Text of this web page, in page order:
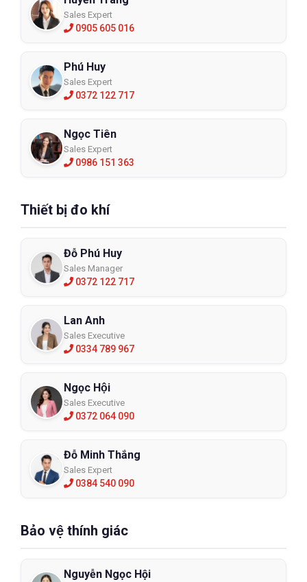
Sales Expert
0905 605 016
Phú Huy
Sales Expert
0372 122 717
Ngọc Tiên
Sales Expert
0986 151 363
Thiết bị đo khí
Đỗ Phú Huy
Sales Manager
0372 122 717
Lan Anh
Sales Executive
0334 789 967
Ngọc Hội
Sales Executive
0372 064 090
Đỗ Minh Thắng
Sales Expert
0384 540 090
Bảo vệ thính giác
Nguyễn Ngọc Hội